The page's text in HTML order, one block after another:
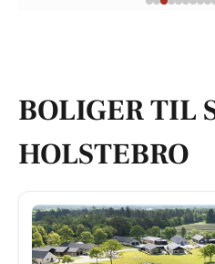
BOLIGER TIL
HOLSTEBRO